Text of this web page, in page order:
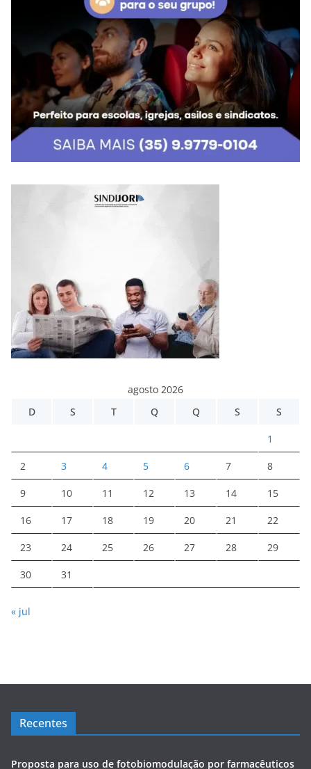
agosto 2026
D
S T Q Q S S
1
2 3 4 5 6 7 8
9 10 11 12 13 14 15
16 17 18 19 20 21 22
23 24 25 26 27 28 29
30 31
« jul
Recentes
Proposta para uso de fotobiomodulação por farmacêuticos